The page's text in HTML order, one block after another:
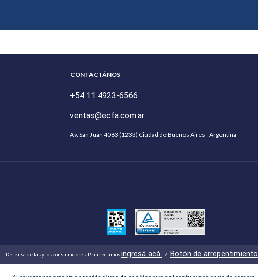
CONTACTÁNOS
+54 11 4923-6566
ventas@ecfa.com.ar
Av. San Juan 4063 (1233) Ciudad de Buenos Aires - Argentina
Defensa de las y los consumidores. Para reclamosingresá acá. / Botón de arrepentimiento